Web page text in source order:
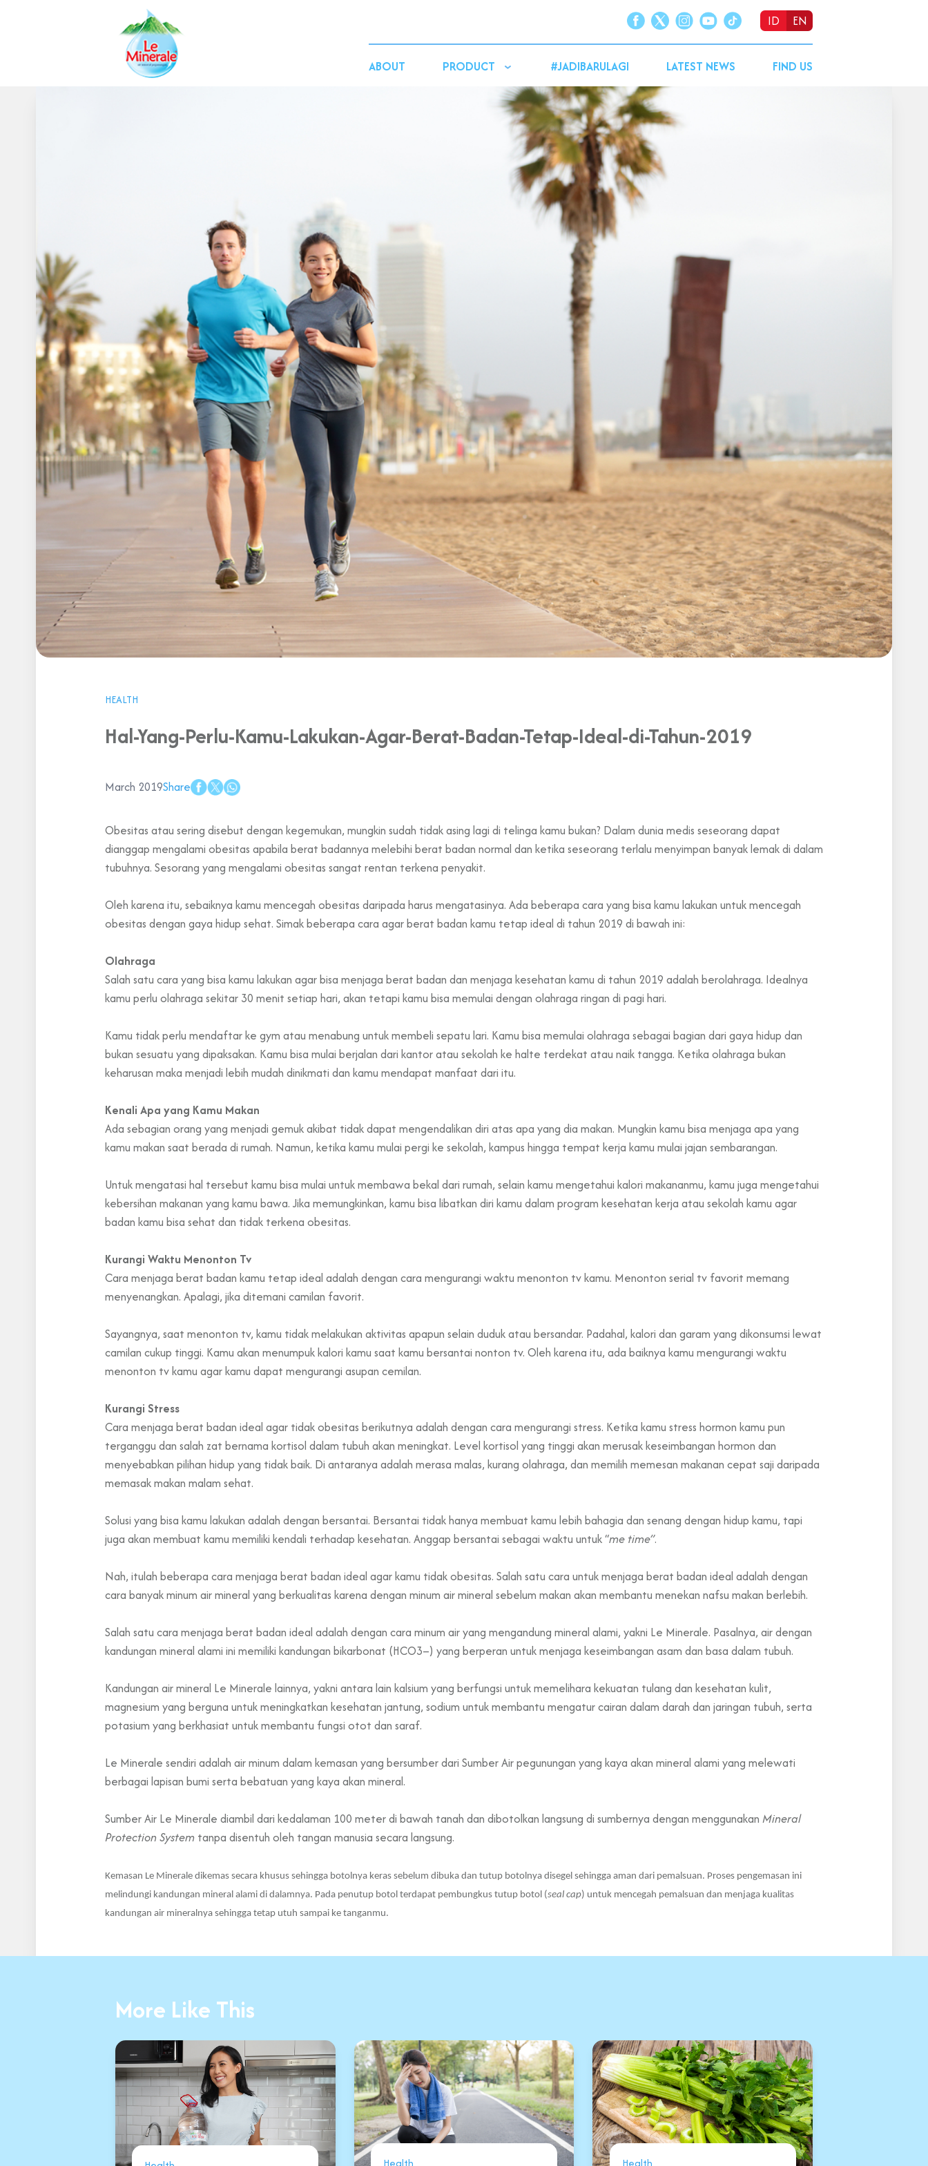
ID EN
ABOUT PRODUCT #JADIBARULAGI LATEST NEWS FIND US
HEALTH
Hal-Yang-Perlu-Kamu-Lakukan-Agar-Berat-Badan-Tetap-Ideal-di-Tahun-2019
March 2019Share
Obesitas atau sering disebut dengan kegemukan, mungkin sudah tidak asing lagi di telinga kamu bukan? Dalam dunia medis seseorang dapat
dianggap mengalami obesitas apabila berat badannya melebihi berat badan normal dan ketika seseorang terlalu menyimpan banyak lemak di dalam
tubuhnya. Sesorang yang mengalami obesitas sangat rentan terkena penyakit.
Oleh karena itu, sebaiknya kamu mencegah obesitas daripada harus mengatasinya. Ada beberapa cara yang bisa kamu lakukan untuk mencegah
obesitas dengan gaya hidup sehat. Simak beberapa cara agar berat badan kamu tetap ideal di tahun 2019 di bawah ini:
Olahraga
Salah satu cara yang bisa kamu lakukan agar bisa menjaga berat badan dan menjaga kesehatan kamu di tahun 2019 adalah berolahraga. Idealnya
kamu perlu olahraga sekitar 30 menit setiap hari, akan tetapi kamu bisa memulai dengan olahraga ringan di pagi hari.
Kamu tidak perlu mendaftar ke gym atau menabung untuk membeli sepatu lari. Kamu bisa memulai olahraga sebagai bagian dari gaya hidup dan
bukan sesuatu yang dipaksakan. Kamu bisa mulai berjalan dari kantor atau sekolah ke halte terdekat atau naik tangga. Ketika olahraga bukan
keharusan maka menjadi lebih mudah dinikmati dan kamu mendapat manfaat dari itu.
Kenali Apa yang Kamu Makan
Ada sebagian orang yang menjadi gemuk akibat tidak dapat mengendalikan diri atas apa yang dia makan. Mungkin kamu bisa menjaga apa yang
kamu makan saat berada di rumah. Namun, ketika kamu mulai pergi ke sekolah, kampus hingga tempat kerja kamu mulai jajan sembarangan.
Untuk mengatasi hal tersebut kamu bisa mulai untuk membawa bekal dari rumah, selain kamu mengetahui kalori makananmu, kamu juga mengetahui
kebersihan makanan yang kamu bawa. Jika memungkinkan, kamu bisa libatkan diri kamu dalam program kesehatan kerja atau sekolah kamu agar
badan kamu bisa sehat dan tidak terkena obesitas.
Kurangi Waktu Menonton Tv
Cara menjaga berat badan kamu tetap ideal adalah dengan cara mengurangi waktu menonton tv kamu. Menonton serial tv favorit memang
menyenangkan. Apalagi, jika ditemani camilan favorit.
Sayangnya, saat menonton tv, kamu tidak melakukan aktivitas apapun selain duduk atau bersandar. Padahal, kalori dan garam yang dikonsumsi lewat
camilan cukup tinggi. Kamu akan menumpuk kalori kamu saat kamu bersantai nonton tv. Oleh karena itu, ada baiknya kamu mengurangi waktu
menonton tv kamu agar kamu dapat mengurangi asupan cemilan.
Kurangi Stress
Cara menjaga berat badan ideal agar tidak obesitas berikutnya adalah dengan cara mengurangi stress. Ketika kamu stress hormon kamu pun
terganggu dan salah zat bernama kortisol dalam tubuh akan meningkat. Level kortisol yang tinggi akan merusak keseimbangan hormon dan
menyebabkan pilihan hidup yang tidak baik. Di antaranya adalah merasa malas, kurang olahraga, dan memilih memesan makanan cepat saji daripada
memasak makan malam sehat.
Solusi yang bisa kamu lakukan adalah dengan bersantai. Bersantai tidak hanya membuat kamu lebih bahagia dan senang dengan hidup kamu, tapi
juga akan membuat kamu memiliki kendali terhadap kesehatan. Anggap bersantai sebagai waktu untuk “me time”.
Nah, itulah beberapa cara menjaga berat badan ideal agar kamu tidak obesitas. Salah satu cara untuk menjaga berat badan ideal adalah dengan
cara banyak minum air mineral yang berkualitas karena dengan minum air mineral sebelum makan akan membantu menekan nafsu makan berlebih.
Salah satu cara menjaga berat badan ideal adalah dengan cara minum air yang mengandung mineral alami, yakni Le Minerale. Pasalnya, air dengan
kandungan mineral alami ini memiliki kandungan bikarbonat (HCO3–) yang berperan untuk menjaga keseimbangan asam dan basa dalam tubuh.
Kandungan air mineral Le Minerale lainnya, yakni antara lain kalsium yang berfungsi untuk memelihara kekuatan tulang dan kesehatan kulit,
magnesium yang berguna untuk meningkatkan kesehatan jantung, sodium untuk membantu mengatur cairan dalam darah dan jaringan tubuh, serta
potasium yang berkhasiat untuk membantu fungsi otot dan saraf.
Le Minerale sendiri adalah air minum dalam kemasan yang bersumber dari Sumber Air pegunungan yang kaya akan mineral alami yang melewati
berbagai lapisan bumi serta bebatuan yang kaya akan mineral.
Sumber Air Le Minerale diambil dari kedalaman 100 meter di bawah tanah dan dibotolkan langsung di sumbernya dengan menggunakan Mineral
Protection System tanpa disentuh oleh tangan manusia secara langsung.
Kemasan Le Minerale dikemas secara khusus sehingga botolnya keras sebelum dibuka dan tutup botolnya disegel sehingga aman dari pemalsuan. Proses pengemasan ini
melindungi kandungan mineral alami di dalamnya. Pada penutup botol terdapat pembungkus tutup botol (seal cap) untuk mencegah pemalsuan dan menjaga kualitas
kandungan air mineralnya sehingga tetap utuh sampai ke tanganmu.
More Like This
Health Health